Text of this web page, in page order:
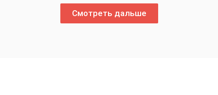
Смотреть дальше